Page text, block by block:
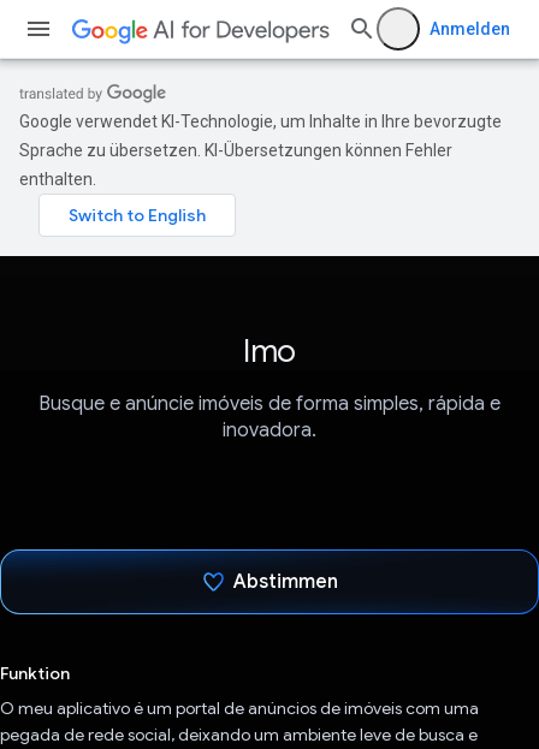
Anmelden
Google verwendet KI-Technologie, um Inhalte in Ihre bevorzugte
Sprache zu übersetzen. KI-Übersetzungen können Fehler
enthalten.
Imo
Busque e anúncie imóveis de forma simples, rápida e
inovadora.
Abstimmen
Funktion
O meu aplicativo é um portal de anúncios de imóveis com uma
pegada de rede social, deixando um ambiente leve de busca e